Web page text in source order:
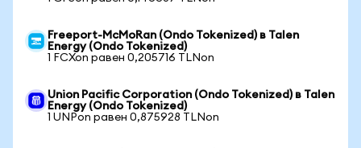
Freeport-McMoRan (Ondo Tokenized) в Talen
Energy (Ondo Tokenized)
1 FCXon равен 0,205716 TLNon
Union Pacific Corporation (Ondo Tokenized) в Talen
Energy (Ondo Tokenized)
1 UNPon равен 0,875928 TLNon